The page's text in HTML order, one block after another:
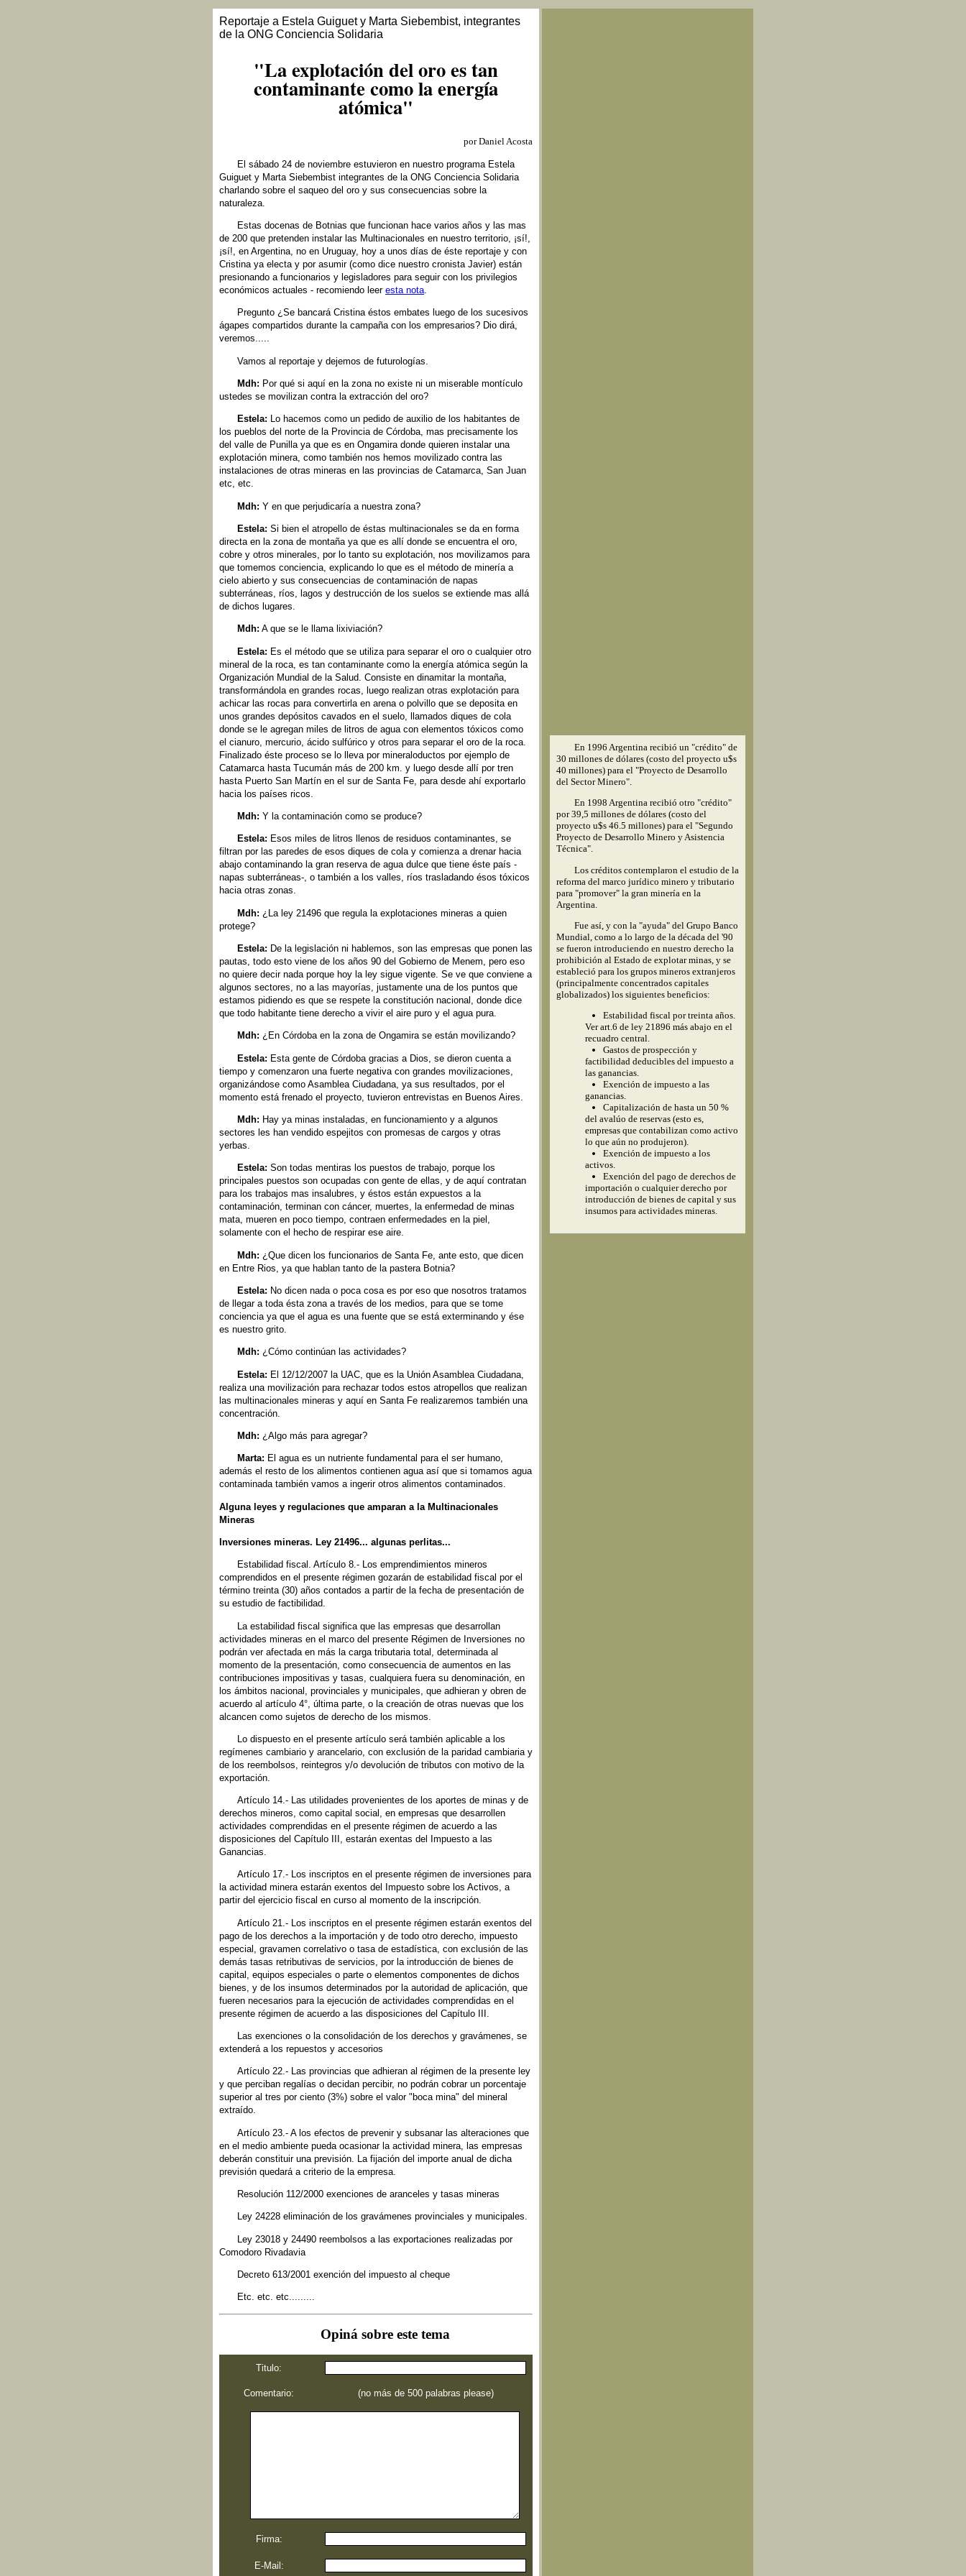
Reportaje a Estela Guiguet y Marta Siebembist, integrantes
de la ONG Conciencia Solidaria
"La explotación del oro es tan
contaminante como la energía
atómica"
por Daniel Acosta
El sábado 24 de noviembre estuvieron en nuestro programa Estela
Guiguet y Marta Siebembist integrantes de la ONG Conciencia Solidaria
charlando sobre el saqueo del oro y sus consecuencias sobre la
naturaleza.
Estas docenas de Botnias que funcionan hace varios años y las mas
de 200 que pretenden instalar las Multinacionales en nuestro territorio, ¡sí!,
¡sí!, en Argentina, no en Uruguay, hoy a unos días de éste reportaje y con
Cristina ya electa y por asumir (como dice nuestro cronista Javier) están
presionando a funcionarios y legisladores para seguir con los privilegios
económicos actuales - recomiendo leer esta nota
Pregunto ¿Se bancará Cristina éstos embates luego de los sucesivos
ágapes compartidos durante la campaña con los empresarios? Dio dirá,
veremos.....
Vamos al reportaje y dejemos de futurologías.
Mdh: Por qué si aquí en la zona no existe ni un miserable montículo
ustedes se movilizan contra la extracción del oro?
Estela: Lo hacemos como un pedido de auxilio de los habitantes de
los pueblos del norte de la Provincia de Córdoba, mas precisamente los
del valle de Punilla ya que es en Ongamira donde quieren instalar una
explotación minera, como también nos hemos movilizado contra las
instalaciones de otras mineras en las provincias de Catamarca, San Juan
etc, etc.
Mdh: Y en que perjudicaría a nuestra zona?
Estela: Si bien el atropello de éstas multinacionales se da en forma
directa en la zona de montaña ya que es allí donde se encuentra el oro,
cobre y otros minerales, por lo tanto su explotación, nos movilizamos para
que tomemos conciencia, explicando lo que es el método de minería a
cielo abierto y sus consecuencias de contaminación de napas
subterráneas, ríos, lagos y destrucción de los suelos se extiende mas allá
de dichos lugares.
Mdh: A que se le llama lixiviación?
Estela: Es el método que se utiliza para separar el oro o cualquier otro
mineral de la roca, es tan contaminante como la energía atómica según la
Organización Mundial de la Salud. Consiste en dinamitar la montaña,
transformándola en grandes rocas, luego realizan otras explotación para
achicar las rocas para convertirla en arena o polvillo que se deposita en
unos grandes depósitos cavados en el suelo, llamados diques de cola
donde se le agregan miles de litros de agua con elementos tóxicos como
el cianuro, mercurio, ácido sulfúrico y otros para separar el oro de la roca.
Finalizado éste proceso se lo lleva por mineraloductos por ejemplo de
Catamarca hasta Tucumán más de 200 km. y luego desde allí por tren
hasta Puerto San Martín en el sur de Santa Fe, para desde ahí exportarlo
hacia los países ricos.
Mdh: Y la contaminación como se produce?
Estela: Esos miles de litros llenos de residuos contaminantes, se
filtran por las paredes de esos diques de cola y comienza a drenar hacia
abajo contaminando la gran reserva de agua dulce que tiene éste país -
napas subterráneas-, o también a los valles, ríos trasladando ésos tóxicos
hacia otras zonas.
Mdh: ¿La ley 21496 que regula la explotaciones mineras a quien
protege?
Estela: De la legislación ni hablemos, son las empresas que ponen las
pautas, todo esto viene de los años 90 del Gobierno de Menem, pero eso
no quiere decir nada porque hoy la ley sigue vigente. Se ve que conviene a
algunos sectores, no a las mayorías, justamente una de los puntos que
estamos pidiendo es que se respete la constitución nacional, donde dice
que todo habitante tiene derecho a vivir el aire puro y el agua pura.
Mdh: ¿En Córdoba en la zona de Ongamira se están movilizando?
Estela: Esta gente de Córdoba gracias a Dios, se dieron cuenta a
tiempo y comenzaron una fuerte negativa con grandes movilizaciones,
organizándose como Asamblea Ciudadana, ya sus resultados, por el
momento está frenado el proyecto, tuvieron entrevistas en Buenos Aires.
Mdh: Hay ya minas instaladas, en funcionamiento y a algunos
sectores les han vendido espejitos con promesas de cargos y otras
yerbas.
Estela: Son todas mentiras los puestos de trabajo, porque los
principales puestos son ocupadas con gente de ellas, y de aquí contratan
para los trabajos mas insalubres, y éstos están expuestos a la
contaminación, terminan con cáncer, muertes, la enfermedad de minas
mata, mueren en poco tiempo, contraen enfermedades en la piel,
solamente con el hecho de respirar ese aire.
Mdh: ¿Que dicen los funcionarios de Santa Fe, ante esto, que dicen
en Entre Rios, ya que hablan tanto de la pastera Botnia?
Estela: No dicen nada o poca cosa es por eso que nosotros tratamos
de llegar a toda ésta zona a través de los medios, para que se tome
conciencia ya que el agua es una fuente que se está exterminando y ése
es nuestro grito.
Mdh: ¿Cómo continúan las actividades?
Estela: El 12/12/2007 la UAC, que es la Unión Asamblea Ciudadana,
realiza una movilización para rechazar todos estos atropellos que realizan
las multinacionales mineras y aquí en Santa Fe realizaremos también una
concentración.
Mdh: ¿Algo más para agregar?
Marta: El agua es un nutriente fundamental para el ser humano,
además el resto de los alimentos contienen agua así que si tomamos agua
contaminada también vamos a ingerir otros alimentos contaminados.
Alguna leyes y regulaciones que amparan a la Multinacionales
Mineras
Inversiones mineras. Ley 21496... algunas perlitas...
Estabilidad fiscal. Artículo 8.- Los emprendimientos mineros
comprendidos en el presente régimen gozarán de estabilidad fiscal por el
término treinta (30) años contados a partir de la fecha de presentación de
su estudio de factibilidad.
La estabilidad fiscal significa que las empresas que desarrollan
actividades mineras en el marco del presente Régimen de Inversiones no
podrán ver afectada en más la carga tributaria total, determinada al
momento de la presentación, como consecuencia de aumentos en las
contribuciones impositivas y tasas, cualquiera fuera su denominación, en
los ámbitos nacional, provinciales y municipales, que adhieran y obren de
acuerdo al artículo 4°, última parte, o la creación de otras nuevas que los
alcancen como sujetos de derecho de los mismos.
Lo dispuesto en el presente artículo será también aplicable a los
regímenes cambiario y arancelario, con exclusión de la paridad cambiaria y
de los reembolsos, reintegros y/o devolución de tributos con motivo de la
exportación.
Artículo 14.- Las utilidades provenientes de los aportes de minas y de
derechos mineros, como capital social, en empresas que desarrollen
actividades comprendidas en el presente régimen de acuerdo a las
disposiciones del Capítulo III, estarán exentas del Impuesto a las
Ganancias.
Artículo 17.- Los inscriptos en el presente régimen de inversiones para
la actividad minera estarán exentos del Impuesto sobre los Activos, a
partir del ejercicio fiscal en curso al momento de la inscripción.
Artículo 21.- Los inscriptos en el presente régimen estarán exentos del
pago de los derechos a la importación y de todo otro derecho, impuesto
especial, gravamen correlativo o tasa de estadística, con exclusión de las
demás tasas retributivas de servicios, por la introducción de bienes de
capital, equipos especiales o parte o elementos componentes de dichos
bienes, y de los insumos determinados por la autoridad de aplicación, que
fueren necesarios para la ejecución de actividades comprendidas en el
presente régimen de acuerdo a las disposiciones del Capítulo III.
Las exenciones o la consolidación de los derechos y gravámenes, se
extenderá a los repuestos y accesorios
Artículo 22.- Las provincias que adhieran al régimen de la presente ley
y que perciban regalías o decidan percibir, no podrán cobrar un porcentaje
superior al tres por ciento (3%) sobre el valor "boca mina" del mineral
extraído.
Artículo 23.- A los efectos de prevenir y subsanar las alteraciones que
en el medio ambiente pueda ocasionar la actividad minera, las empresas
deberán constituir una previsión. La fijación del importe anual de dicha
previsión quedará a criterio de la empresa.
Resolución 112/2000 exenciones de aranceles y tasas mineras
Ley 24228 eliminación de los gravámenes provinciales y municipales.
Ley 23018 y 24490 reembolsos a las exportaciones realizadas por
Comodoro Rivadavia
Decreto 613/2001 exención del impuesto al cheque
Etc. etc. etc.........
Opiná sobre este tema
Titulo:
Comentario: (no más de 500 palabras please)
Firma:
E-Mail:
En 1996 Argentina recibió un "crédito" de
30 millones de dólares (costo del proyecto u$s
40 millones) para el "Proyecto de Desarrollo
del Sector Minero".
En 1998 Argentina recibió otro "crédito"
por 39,5 millones de dólares (costo del
proyecto u$s 46.5 millones) para el "Segundo
Proyecto de Desarrollo Minero y Asistencia
Técnica".
Los créditos contemplaron el estudio de la
reforma del marco jurídico minero y tributario
para "promover" la gran minería en la
Argentina.
Fue así, y con la "ayuda" del Grupo Banco
Mundial, como a lo largo de la década del '90
se fueron introduciendo en nuestro derecho la
prohibición al Estado de explotar minas, y se
estableció para los grupos mineros extranjeros
(principalmente concentrados capitales
globalizados) los siguientes beneficios:
Estabilidad fiscal por treinta años.
Ver art.6 de ley 21896 más abajo en el
recuadro central.
Gastos de prospección y
factibilidad deducibles del impuesto a
las ganancias.
Exención de impuesto a las
ganancias.
Capitalización de hasta un 50 %
del avalúo de reservas (esto es,
empresas que contabilizan como activo
lo que aún no produjeron).
Exención de impuesto a los
activos.
Exención del pago de derechos de
importación o cualquier derecho por
introducción de bienes de capital y sus
insumos para actividades mineras.